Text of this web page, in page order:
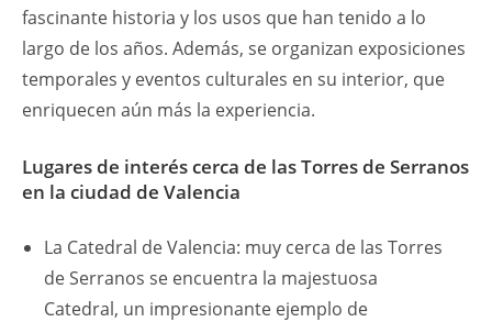
fascinante historia y los usos que han tenido a lo
largo de los años. Además, se organizan exposiciones
temporales y eventos culturales en su interior, que
enriquecen aún más la experiencia.
Lugares de interés cerca de las Torres de Serranos
en la ciudad de Valencia
La Catedral de Valencia: muy cerca de las Torres
de Serranos se encuentra la majestuosa
Catedral, un impresionante ejemplo de